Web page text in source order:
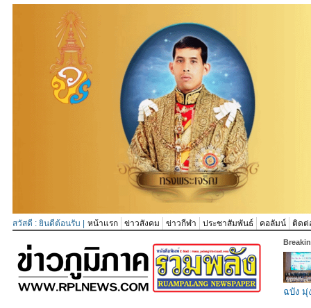
สวัสดี : ยินดีต้อนรับ | หน้าแรก ข่าวสังคม ข่าวกีฬา ประชาสัมพันธ์ คอลัมน์ ติดต่
ฉบัง มุ่